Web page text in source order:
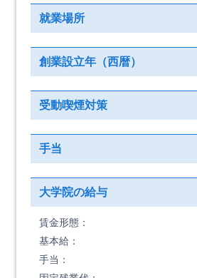
就業場所
創業設立年（西暦）
受動喫煙対策
手当
大学院の給与
賃金形態：
基本給：
手当：